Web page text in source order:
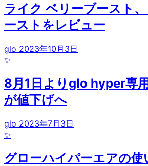
ライク ベリーブースト
ーストをレビュー
glo 2023年10月3日
✨
8月1日よりglo hyper専
が値下げへ
glo 2023年7月3日
✨
グローハイパーエアの使